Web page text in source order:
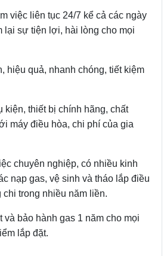
việc liên tục 24/7 kể cả các ngày
lại sự tiện lợi, hài lòng cho mọi
hiệu quả, nhanh chóng, tiết kiệm
kiện, thiết bị chính hãng, chất
máy điều hòa, chi phí của gia
chuyên nghiệp, có nhiều kinh
nạp gas, vệ sinh và tháo lắp điều
chi trong nhiều năm liền.
và bảo hành gas 1 năm cho mọi
lắp đặt.